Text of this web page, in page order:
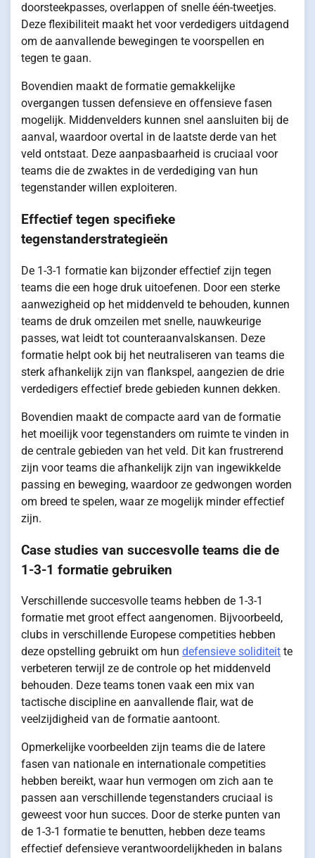
doorsteekpasses, overlappen of snelle één-tweetjes.
Deze flexibiliteit maakt het voor verdedigers uitdagend
om de aanvallende bewegingen te voorspellen en
tegen te gaan.
Bovendien maakt de formatie gemakkelijke
overgangen tussen defensieve en offensieve fasen
mogelijk. Middenvelders kunnen snel aansluiten bij de
aanval, waardoor overtal in de laatste derde van het
veld ontstaat. Deze aanpasbaarheid is cruciaal voor
teams die de zwaktes in de verdediging van hun
tegenstander willen exploiteren.
Effectief tegen specifieke
tegenstanderstrategieën
De 1-3-1 formatie kan bijzonder effectief zijn tegen
teams die een hoge druk uitoefenen. Door een sterke
aanwezigheid op het middenveld te behouden, kunnen
teams de druk omzeilen met snelle, nauwkeurige
passes, wat leidt tot counteraanvalskansen. Deze
formatie helpt ook bij het neutraliseren van teams die
sterk afhankelijk zijn van flankspel, aangezien de drie
verdedigers effectief brede gebieden kunnen dekken.
Bovendien maakt de compacte aard van de formatie
het moeilijk voor tegenstanders om ruimte te vinden in
de centrale gebieden van het veld. Dit kan frustrerend
zijn voor teams die afhankelijk zijn van ingewikkelde
passing en beweging, waardoor ze gedwongen worden
om breed te spelen, waar ze mogelijk minder effectief
zijn.
Case studies van succesvolle teams die de
1-3-1 formatie gebruiken
Verschillende succesvolle teams hebben de 1-3-1
formatie met groot effect aangenomen. Bijvoorbeeld,
clubs in verschillende Europese competities hebben
deze opstelling gebruikt om hun defensieve soliditeit te
verbeteren terwijl ze de controle op het middenveld
behouden. Deze teams tonen vaak een mix van
tactische discipline en aanvallende flair, wat de
veelzijdigheid van de formatie aantoont.
Opmerkelijke voorbeelden zijn teams die de latere
fasen van nationale en internationale competities
hebben bereikt, waar hun vermogen om zich aan te
passen aan verschillende tegenstanders cruciaal is
geweest voor hun succes. Door de sterke punten van
de 1-3-1 formatie te benutten, hebben deze teams
effectief defensieve verantwoordelijkheden in balans